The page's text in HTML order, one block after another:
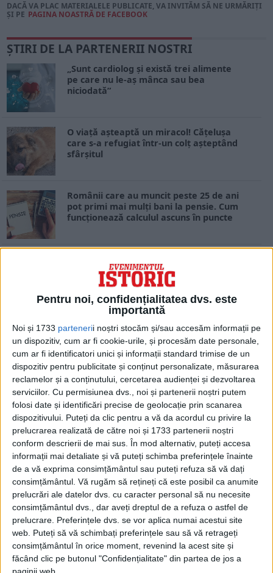
Pentru noi, confidențialitatea dvs. este
importantă
Noi și 1733 partenerii noștri stocăm și/sau accesăm informații pe
un dispozitiv, cum ar fi cookie-urile, și procesăm date personale,
cum ar fi identificatori unici și informații standard trimise de un
dispozitiv pentru publicitate și conținut personalizate, măsurarea
reclamelor și a conținutului, cercetarea audienței și dezvoltarea
serviciilor. Cu permisiunea dvs., noi și partenerii noștri putem
folosi date și identificări precise de geolocație prin scanarea
dispozitivului. Puteți da clic pentru a vă da acordul cu privire la
prelucrarea realizată de către noi și 1733 partenerii noștri
conform descrierii de mai sus. În mod alternativ, puteți accesa
informații mai detaliate și vă puteți schimba preferințele înainte
de a vă exprima consimțământul sau puteți refuza să vă dați
consimțământul. Vă rugăm să rețineți că este posibil ca anumite
prelucrări ale datelor dvs. cu caracter personal să nu necesite
consimțământul dvs., dar aveți dreptul de a refuza o astfel de
prelucrare. Preferințele dvs. se vor aplica numai acestui site
web. Puteți să vă schimbați preferințele sau să vă retrageți
consimțământul în orice moment, revenind la acest site și
făcând clic pe butonul "Confidențialitate" din partea de jos a
DACĂ VA PLAC MATERIALELE PUBLICATE, VA INVITĂM SĂ NE URMĂRIȚI
ȘI PE PAGINA NOASTRĂ DE FACEBOOK
ŞTIRI DE LA PARTENERII NOSTRI
„Sunt cardiolog și există trei alimente
pe care nu le-aș mânca sau bea
niciodată”
O viață așteaptă un miracol! Cățelușa
care s-a refugiat într-un colț așteptând
sfârșitul
Românii care au muncit peste 25 de ani
pot primi mai mulți bani la pensie. Cum
funcționează calculul ascuns în puncte
pensiilor fără termen limită la
contestații
Imposibila avere
Cum a ajuns Marvin Gaye să fie ucis de
propriul tată cu arma pe care i-o
dăruise chiar el. Tatăl legendei Motown
nu a făcut nicio zi de închisoare
Agentia Plum Media lansează un ghid
practic pentru afacerile offline care vor
să intre în comerțul electronic
Timur Turlov își anunță candidatura la
președinția FIDE